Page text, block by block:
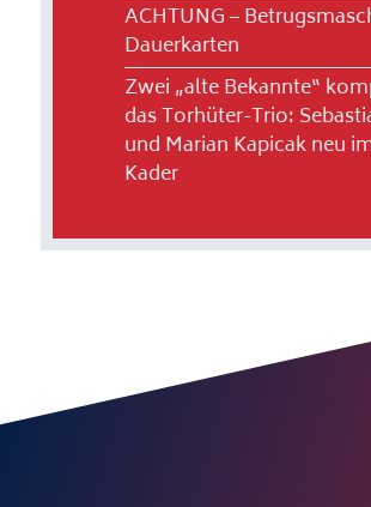
ACHTUNG –
Dauerkarten
Zwei „alte Bekannte“
das Torhüter-Trio:
und Marian Kapicak neu
Kader